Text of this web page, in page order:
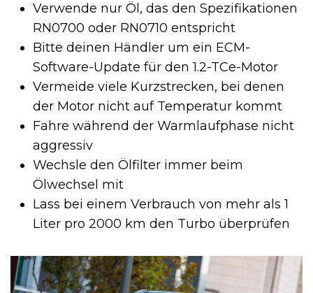
Verwende nur Öl, das den Spezifikationen
RN0700 oder RN0710 entspricht
Bitte deinen Händler um ein ECM-
Software-Update für den 1.2-TCe-Motor
Vermeide viele Kurzstrecken, bei denen
der Motor nicht auf Temperatur kommt
Fahre während der Warmlaufphase nicht
aggressiv
Wechsle den Ölfilter immer beim
Ölwechsel mit
Lass bei einem Verbrauch von mehr als 1
Liter pro 2000 km den Turbo überprüfen